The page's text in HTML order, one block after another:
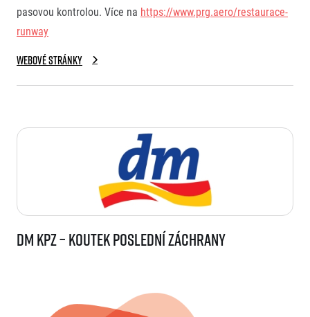
pasovou kontrolou. Více na https://www.prg.aero/restaurace-
runway
Webové stránky
dm KPZ – koutek poslední záchrany